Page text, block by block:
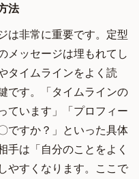
法
は非常に重要です。定型
メッセージは埋もれてし
タイムラインをよく読
です。「タイムラインの
ています」「プロフィー
ですか？」といった具体
手は「自分のことをよく
やすくなります。ここで